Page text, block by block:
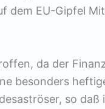
dem EU-Gipfel
da der
besonders
so daß